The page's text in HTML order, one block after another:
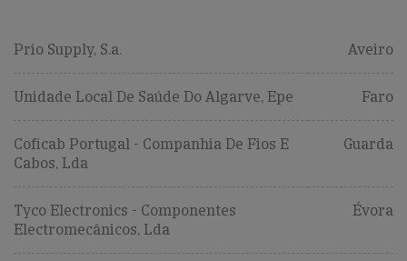
Prio Supply, S.a. Aveiro
Unidade Local De Saúde Do Algarve, Epe Faro
Coficab Portugal - Companhia De Fios E
Cabos, Lda
Guarda
Tyco Electronics - Componentes
Electromecânicos, Lda
Évora